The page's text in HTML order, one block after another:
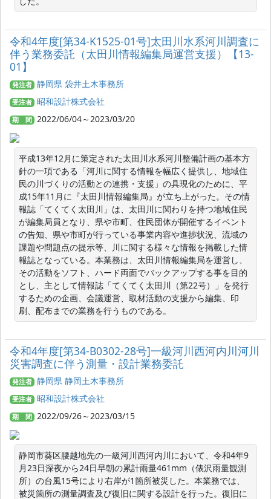
令和4年度[第34-K1525-01号]太田川水系河川調査に
伴う業務委託（太田川情報編集局運営支援）【13-
01】
発注者 静岡県 袋井土木事務所
受注者 昭和設計株式会社
期 間 2022/06/04～2023/03/20
平成13年12月に策定された太田川水系河川整備計画の基本方
針の一項である「河川に関する情報を幅広く提供し、地域住
民の川づくりの活動との連携・支援」の具現化のために、平
成15年11月に『太田川情報編集局』が立ち上がった。その情
報誌「てくてく太田川」は、太田川に関わりを持つ地域住民
が編集局員となり、県や市町、住民団体が開催するイベント
の告知、県や市町が行っている事業内容や進捗状況、流域の
課題や問題点の提示等、川に関する様々な情報を掲載した情
報誌となっている。本業務は、太田川情報編集局を運営し、
その活動をソフト、ハード両面でバックアップする事を目的
とし、主として情報誌「てくてく太田川（第22号）」を発行
するための企画、会議運営、取材活動の支援から編集、印
刷、配布までの業務を行うものである。
令和4年度[第34-B0302-28号]一級河川西河内川河川
災害調査に伴う測量・設計業務委託
発注者 静岡県 静岡土木事務所
受注者 昭和設計株式会社
期 間 2022/09/26～2023/03/15
静岡市葵区腰越地先の一級河川西河内川において、令和4年9
月23日深夜から24日早朝の累計雨量461mm（俵沢雨量観測
所）の台風15号により右岸が1箇所被災した。本業務では、
被災箇所の測量調査及び復旧に関する設計を行った。復旧に